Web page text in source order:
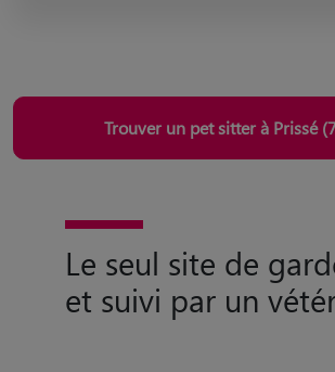
Trouver un pet sitter à Prissé
Le seul site de
et suivi par un